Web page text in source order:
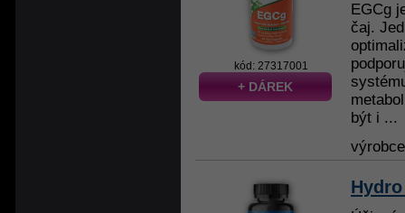
kód: 27317001
+ DÁREK
EGCg
čaj.
být i ...